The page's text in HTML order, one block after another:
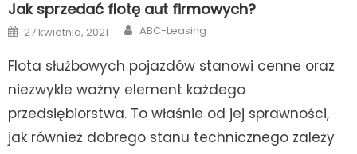
Jak sprzedać flotę aut firmowych?
Posted
on
27 kwietnia, 2021 Author
ABC-Leasing
Flota służbowych pojazdów stanowi cenne oraz
niezwykle ważny element każdego
przedsiębiorstwa. To właśnie od jej sprawności,
jak również dobrego stanu technicznego zależy